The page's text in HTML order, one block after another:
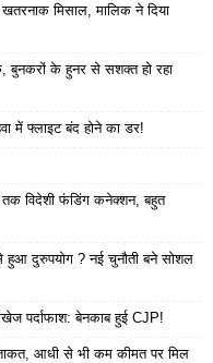
मिसाल, मालिक ने दिया
बुनकरों के हुनर से सशक्त हो रहा
में फ्लाइट बंद होने का डर!
तक विदेशी फंडिंग कनेक्शन, बहुत
दुरुपयोग ? नई चुनौती बने सोशल
पर्दाफाश: बेनकाब हुई CJP!
आधी से भी कम कीमत पर मिल